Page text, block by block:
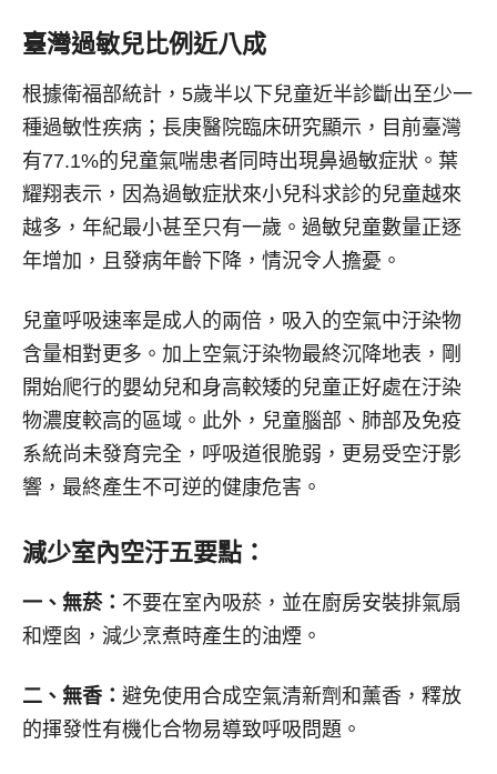
臺灣過敏兒比例近八成
根據衛福部統計，5歲半以下兒童近半診斷出至少一
種過敏性疾病；長庚醫院臨床研究顯示，目前臺灣
有77.1%的兒童氣喘患者同時出現鼻過敏症狀。葉
耀翔表示，因為過敏症狀來小兒科求診的兒童越來
越多，年紀最小甚至只有一歲。過敏兒童數量正逐
年增加，且發病年齡下降，情況令人擔憂。
兒童呼吸速率是成人的兩倍，吸入的空氣中汙染物
含量相對更多。加上空氣汙染物最終沉降地表，剛
開始爬行的嬰幼兒和身高較矮的兒童正好處在汙染
物濃度較高的區域。此外，兒童腦部、肺部及免疫
系統尚未發育完全，呼吸道很脆弱，更易受空汙影
響，最終產生不可逆的健康危害。
減少室內空汙五要點：
一、無菸： 不要在室內吸菸，並在廚房安裝排氣扇
和煙囪，減少烹煮時產生的油煙。
二、無香： 避免使用合成空氣清新劑和薰香，釋放
的揮發性有機化合物易導致呼吸問題。